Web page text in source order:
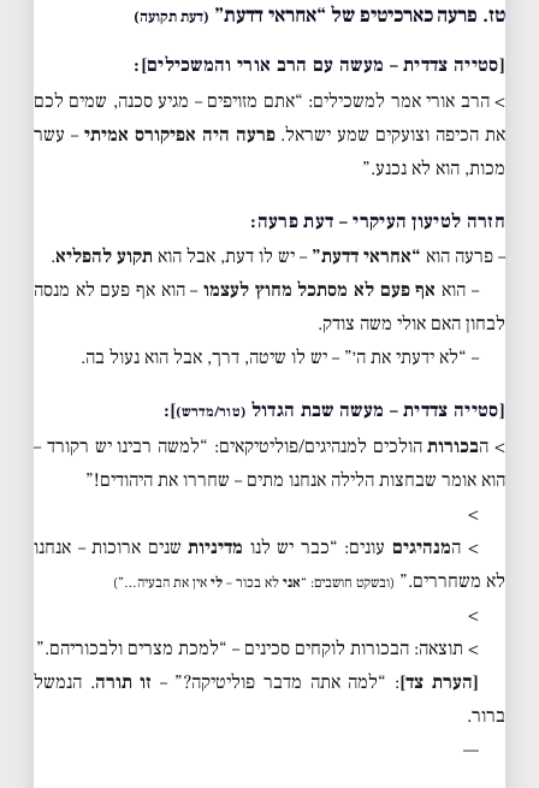
טז. פרעה כארכיטיפ של “אחראי דדעת” (דעת תקועה)
[סטייה צדדית – מעשה עם הרב אורי והמשכילים]:
> הרב אורי אמר למשכילים: “אתם מזויפים – מגיע סכנה, שמים לכם
את הכיפה וצועקים שמע ישראל.פרעה היה אפיקורס אמיתי – עשר
מכות, הוא לא נכנע.”
חזרה לטיעון העיקרי – דעת פרעה:
– פרעה הוא “אחראי דדעת” – יש לו דעת, אבל הוא תקוע להפליא.
– הוא אף פעם לא מסתכל מחוץ לעצמו – הוא אף פעם לא מנסה
לבחון האם אולי משה צודק.
– “לא ידעתי את ה׳” – יש לו שיטה, דרך, אבל הוא נעול בה.
[סטייה צדדית – מעשה שבת הגדול (טור/מדרש)]:
> הבכורותהולכים למנהיגים/פוליטיקאים: “למשה רבינו יש רקורד –
הוא אומר שבחצות הלילה אנחנו מתים – שחררו את היהודים!”
>
> המנהיגיםעונים: “כבר יש לנו מדיניותשנים ארוכות – אנחנו
לא משחררים.” (ובשקט חושבים: “אני לא בכור – לי אין את הבעיה…”)
>
> תוצאה: הבכורות לוקחים סכינים – “למכת מצרים ולבכוריהם.”
[הערת צד]: “למה אתה מדבר פוליטיקה?” – זו תורה. הנמשל
ברור.
—